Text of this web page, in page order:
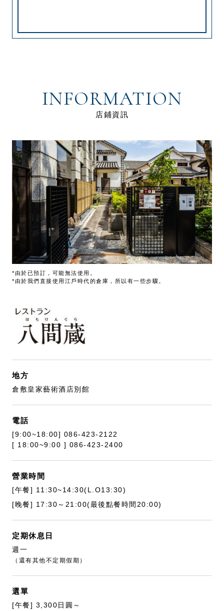
INFORMATION
店鋪資訊
地方
倉敷皇家藝術酒店別館
電話
[9:00~18:00] 086-423-2122
[ 18:00~9:00 ] 086-423-2400
營業時間
[午餐] 11:30~14:30(L.O13:30)
[晚餐] 17:30～21:00(最後點餐時間20:00)
定期休息日
週一
（還有其他不定期假期）
選單
[午餐] 3,300日圓～
*由於已預訂，可能無法使用。
*由於我們直接使用江戶時代的倉庫，所以有一些步驟。